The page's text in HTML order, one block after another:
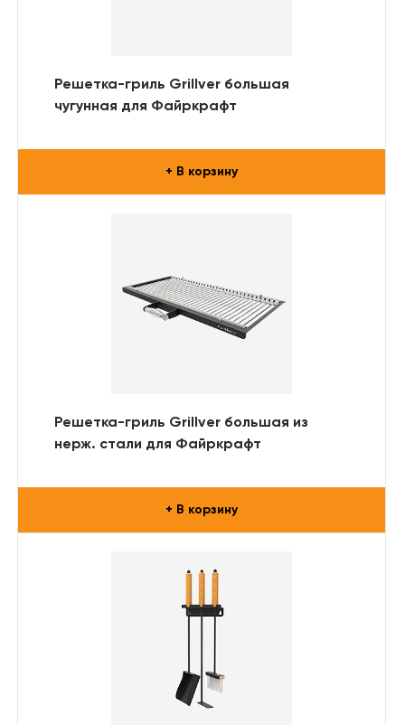
Решетка-гриль Grillver большая
чугунная для Файркрафт
+ В корзину
Решетка-гриль Grillver большая из
нерж. стали для Файркрафт
+ В корзину